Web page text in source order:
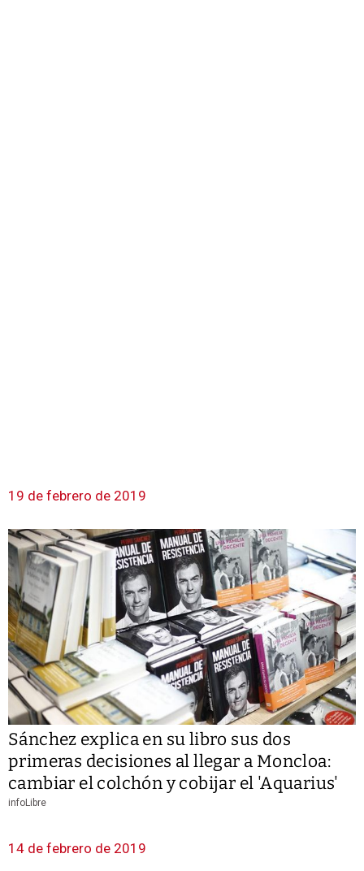
19 de febrero de 2019
Sánchez explica en su libro sus dos
primeras decisiones al llegar a Moncloa:
cambiar el colchón y cobijar el 'Aquarius'
infoLibre
14 de febrero de 2019